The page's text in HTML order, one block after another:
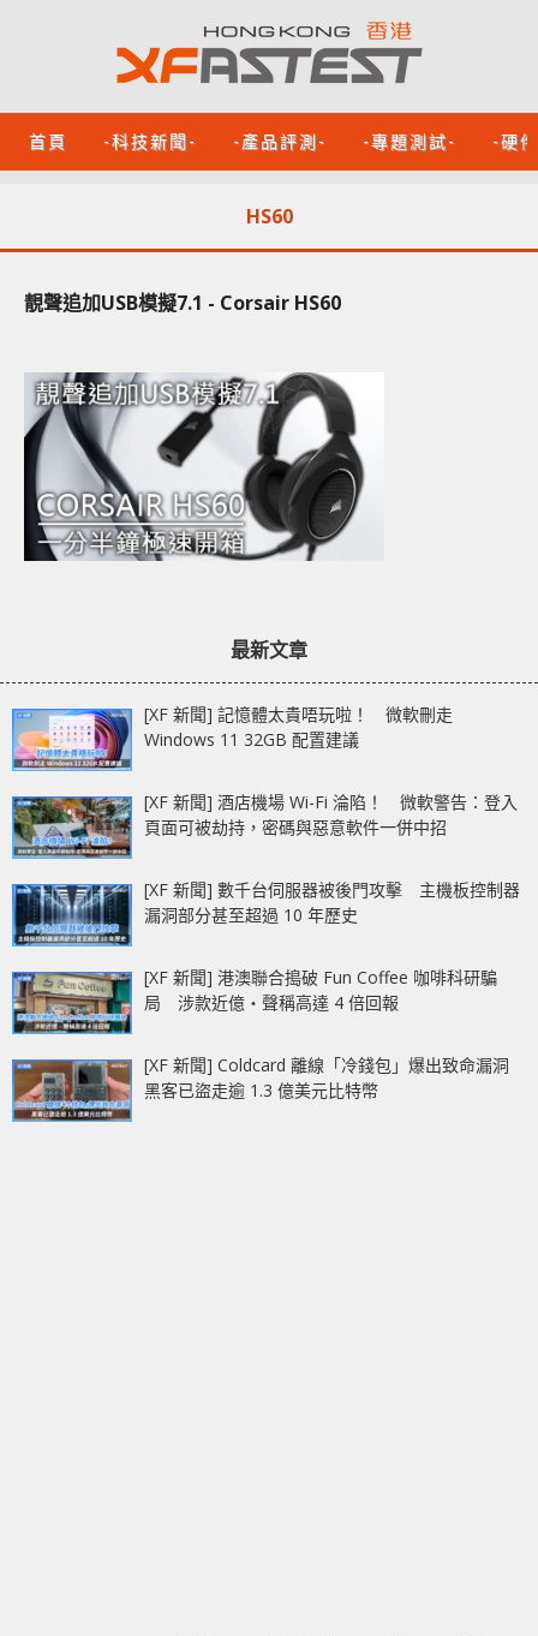
首頁 -科技新聞- -產品評測- -專題測試- -硬
HS60
靚聲追加USB模擬7.1 - Corsair HS60
最新文章
[XF 新聞] 記憶體太貴唔玩啦！ 微軟刪走
Windows 11 32GB 配置建議
[XF 新聞] 酒店機場 Wi-Fi 淪陷！ 微軟警告：登入
頁面可被劫持，密碼與惡意軟件一併中招
[XF 新聞] 數千台伺服器被後門攻擊 主機板控制器
漏洞部分甚至超過 10 年歷史
[XF 新聞] 港澳聯合搗破 Fun Coffee 咖啡科研騙
局 涉款近億‧聲稱高達 4 倍回報
[XF 新聞] Coldcard 離線「冷錢包」爆出致命漏洞
黑客已盜走逾 1.3 億美元比特幣